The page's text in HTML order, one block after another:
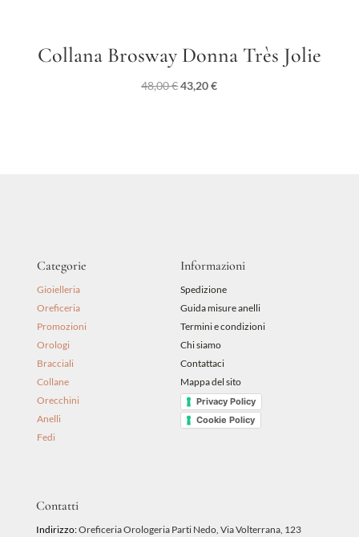
Collana Brosway Donna Très Jolie
48,00€Il
43,20€Il
Categorie
Gioielleria
Oreficeria
Promozioni
Orologi
Bracciali
Collane
Orecchini
Anelli
Fedi
Informazioni
Spedizione
Guida misure anelli
Termini e condizioni
Chi siamo
Contattaci
Mappa del sito
Privacy Policy
Cookie Policy
Contatti
Indirizzo:Oreficeria Orologeria Parti Nedo, Via Volterrana, 123